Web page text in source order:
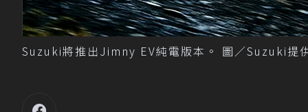
Suzuki將推出Jimny EV純電版本。 圖／Suzuki提